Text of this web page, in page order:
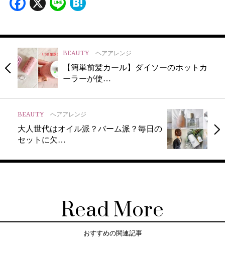
BEAUTY ヘアアレンジ
【簡単前髪カール】ダイソーのホットカ
ーラーが使…
BEAUTY ヘアアレンジ
大人世代はオイル派？バーム派？毎日の
セットに欠…
Read More
おすすめの関連記事